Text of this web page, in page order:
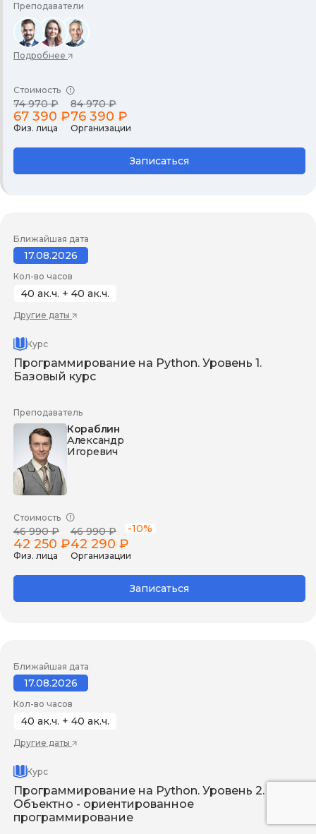
Преподаватели
Подробнее
Стоимость
74 970 ₽
67 390 ₽
Физ. лица
84 970 ₽
76 390 ₽
Организации
Записаться
Ближайшая дата
17.08.2026
Кол-во часов
40 ак.ч. + 40 ак.ч.
Другие даты
Курс
Программирование на Python. Уровень 1.
Базовый курс
Преподаватель
Кораблин
Александр
Игоревич
Стоимость
46 990 ₽
42 250 ₽
Физ. лица
46 990 ₽ -10%
42 290 ₽
Организации
Записаться
Ближайшая дата
17.08.2026
Кол-во часов
40 ак.ч. + 40 ак.ч.
Другие даты
Курс
Программирование на Python. Уровень 2.
Объектно - ориентированное
программирование